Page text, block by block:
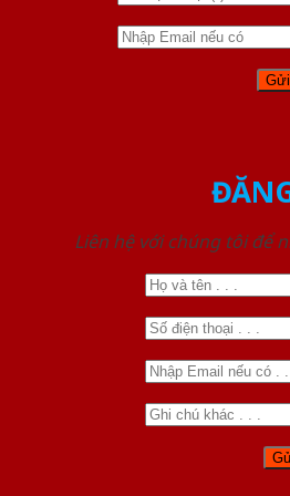
Liên hệ với chúng tôi để